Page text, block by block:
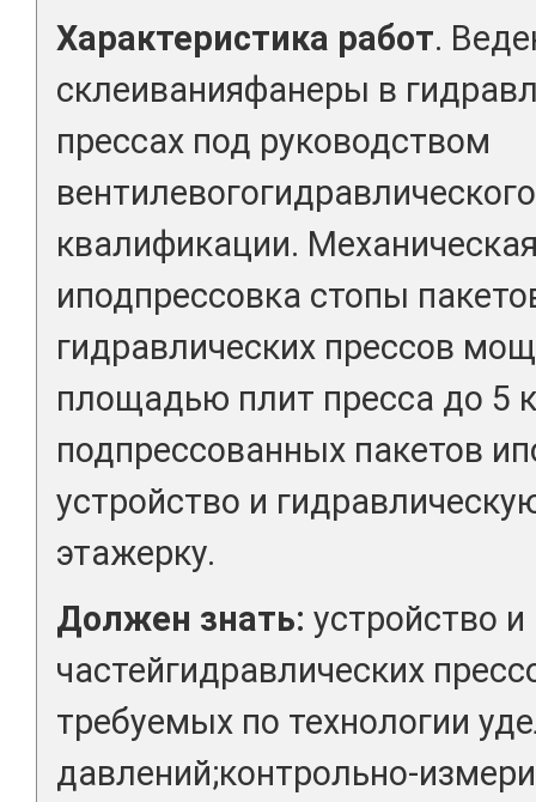
Характеристика работ.
склеиванияфанеры в
прессах под руководством
квалификации.
иподпрессовка стопы
гидравлических прессов
площадью плит пресса до 5
подпрессованных пакетов
устройство и
этажерку.
Должен знать: устройство
частейгидравлических
требуемых по технологии
давлений;контрольно-